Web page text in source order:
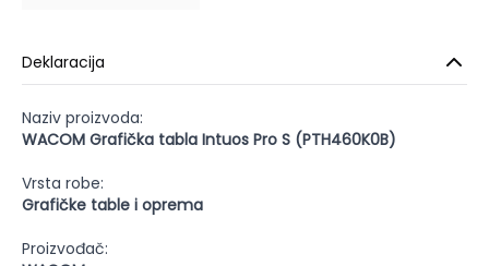
Deklaracija
Naziv proizvoda:
WACOM Grafička tabla Intuos Pro S (PTH460K0B)
Vrsta robe:
Grafičke table i oprema
Proizvođač: